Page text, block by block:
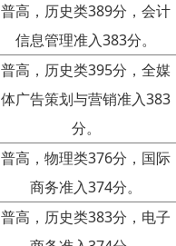
普高，历史类389分，会计
信息管理准入383分。
普高，历史类395分，全媒
体广告策划与营销准入383
分。
普高，物理类376分，国际
商务准入374分。
普高，历史类383分，电子